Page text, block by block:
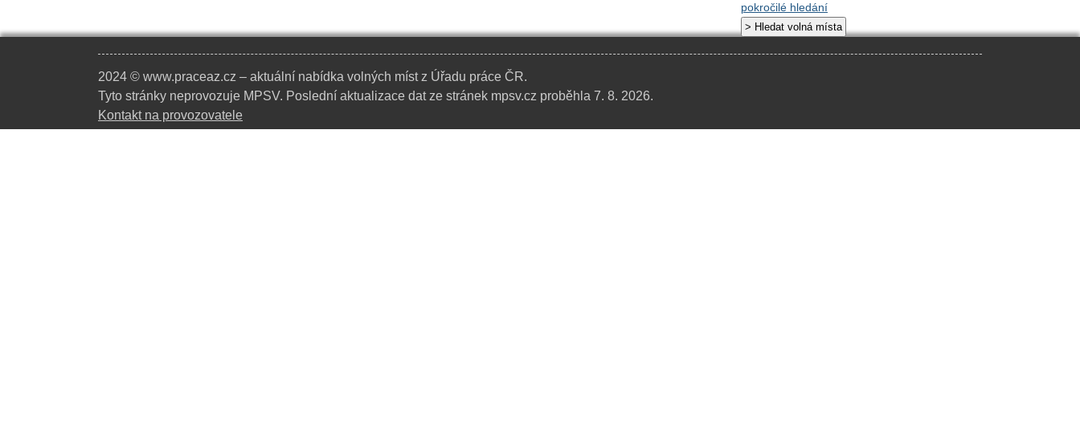
pokročilé hledání
2024 © www.praceaz.cz – aktuální nabídka volných míst z Úřadu práce ČR.
Tyto stránky neprovozuje MPSV. Poslední aktualizace dat ze stránek mpsv.cz proběhla 7. 8. 2026.
Kontakt na provozovatele